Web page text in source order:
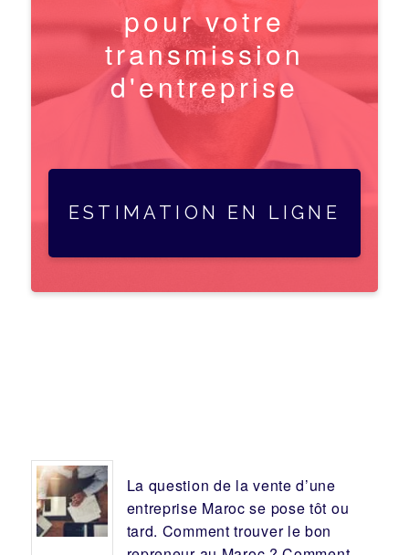
pour votre
transmission
d'entreprise
ESTIMATION EN LIGNE
La question de la vente d’une
entreprise Maroc se pose tôt ou
tard. Comment trouver le bon